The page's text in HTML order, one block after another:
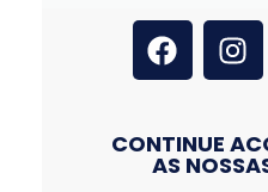
CONTINUE
AS